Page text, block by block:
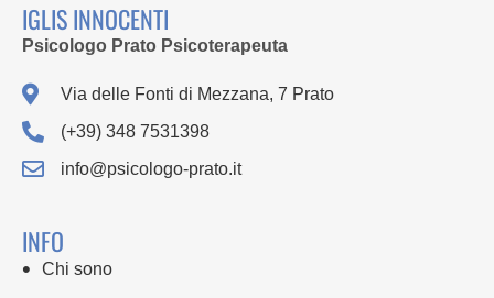
IGLIS INNOCENTI
Psicologo Prato Psicoterapeuta
Via delle Fonti di Mezzana, 7 Prato
(+39) 348 7531398
info@psicologo-prato.it
INFO
Chi sono